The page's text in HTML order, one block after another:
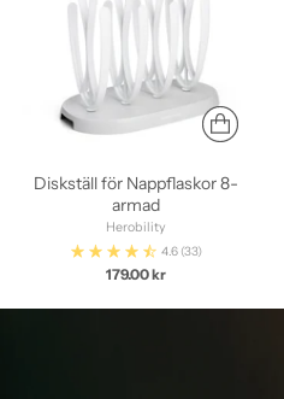
Diskställ för Nappflaskor 8-
armad
Herobility
4.6 (33)
179.00 kr